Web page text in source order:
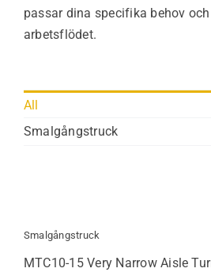
passar dina specifika behov
arbetsflödet.
All
Smalgångstruck
Smalgångstruck
MTC10-15 Very Narrow Aisle